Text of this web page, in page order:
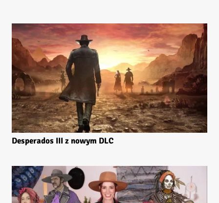
Desperados III z nowym DLC